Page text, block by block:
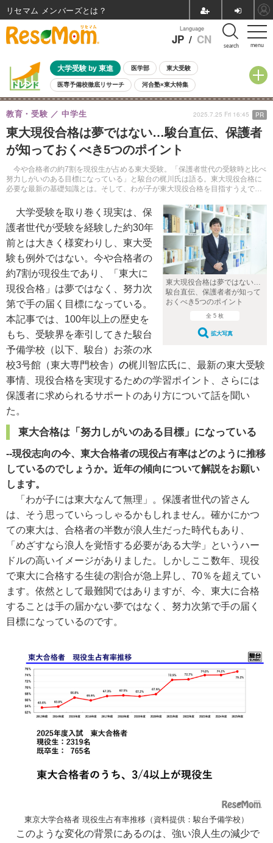
menu
Language
JP / CN search
大学受験 by 東進 医学部 東大受験
医専予備校徹底リサーチ 河合塾×東大特集
親子で考える大学選び 高校受験 中学受験 小学校受験
共通テスト 夏休み
8月開催イベント・WS 全国公立高校 過去問 人気記事
自由研究教材（小学生向け） 自由研究教材（中学生向け）
東大現役合格は夢ではない…駿台直伝、保護者
が知っておくべき5つのポイント
今や合格者の約7割を現役生が占める東大受験。「保護者世代の受験時と比べ
努力しがいのある目標になっている」と駿台の梶川氏は語る。東大現役合格に
必要な最新の基礎知識とは。そして、わが子が東大現役合格を目指すうえで保
教育・受験 中学生 2025.7.25 Fri 16:45 PR
東大現役合格は夢ではない…
駿台直伝、保護者者が知って
おくべき5つのポイント
全 5 枚
拡大写真
大学受験を取り巻く現実は、保
護者世代が受験を経験した約30年
前とは大きく様変わりし、東大受
験も例外ではない。今や合格者の
約7割が現役生であり、「東大に
現役合格」は夢ではなく、努力次
第で手の届く目標になっている。
本記事では、100年以上の歴史を
もち、受験界を牽引してきた駿台
予備学校（以下、駿台）お茶の水
校3号館（東大専門校舎） の梶川智広氏に、最新の東大受験
事情、現役合格を実現するための学習ポイント、さらには
保護者に求められるサポートのあり方について話を聞い
た。
東大合格は「努力しがいのある目標」になっている
--現役志向の今、東大合格者の現役占有率はどのように推移
しているのでしょうか。近年の傾向について解説をお願い
します。
「わが子には東大なんて無理」。保護者世代の皆さん
は、そう思っていらっしゃるかもしれません。確かにかつ
ての東大は、合格者の半数が浪人生だった時代もあり、
「めざすなら浪人を覚悟する必要がある大学」というハー
ドルの高いイメージがありました。しかしここ数年、現役
で東大に合格する生徒の割合が急上昇し、70％を超えてい
ます。依然として最難関ではありますが、今、東大に合格
することは手の届かない夢ではなく、努力次第で手の届く
目標になっているのです。
東京大学合格者 現役生占有率推移（資料提供：駿台予備学校）
このような変化の背景にあるのは、強い浪人生の減少で
リセマム メンバーズ